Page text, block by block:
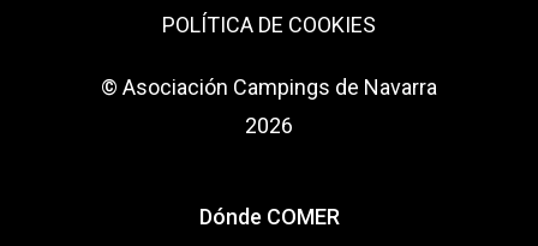
POLÍTICA DE COOKIES
© Asociación Campings de Navarra
2026
Dónde COMER